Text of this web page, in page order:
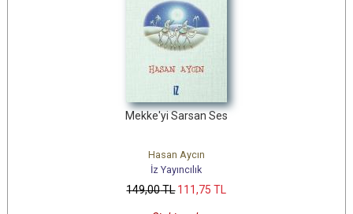
Mekke'yi Sarsan Ses
Hasan Aycın
İz Yayıncılık
149,00TL 111,75 TL